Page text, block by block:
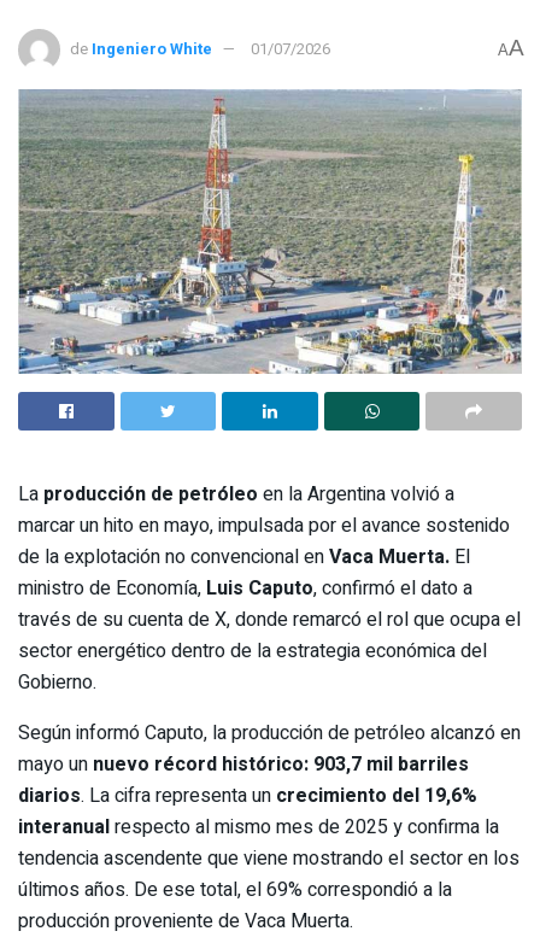
de Ingeniero White 01/07/2026 AA
La producción de petróleo en la Argentina volvió a
marcar un hito en mayo, impulsada por el avance sostenido
de la explotación no convencional enVaca Muerta. El
ministro de Economía, Luis Caputo, confirmó el dato a
través de su cuenta de X, donde remarcó el rol que ocupa el
sector energético dentro de la estrategia económica del
Gobierno.
Según informó Caputo, la producción de petróleo alcanzó en
mayo un nuevo récord histórico: 903,7 mil barriles
diarios. La cifra representa un crecimiento del 19,6%
interanualrespecto al mismo mes de 2025 y confirma la
tendencia ascendente que viene mostrando el sector en los
últimos años. De ese total, el 69% correspondió a la
producción proveniente de Vaca Muerta.